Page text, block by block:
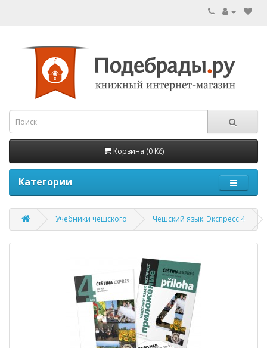
Корзина (0 Kč)
Категории
Учебники чешского Чешский язык. Экспресс 4